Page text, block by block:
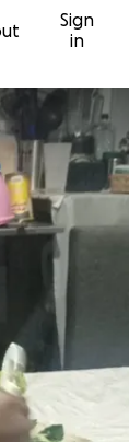
Sign
in